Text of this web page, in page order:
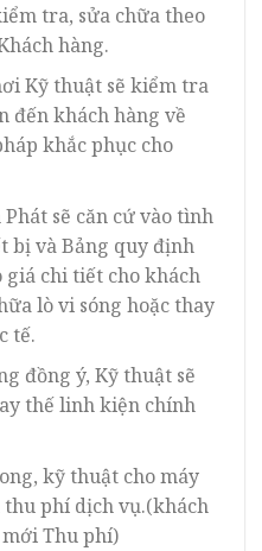
tra, sửa chữa theo
hàng.
Kỹ thuật sẽ kiểm tra
đến khách hàng về
khắc phục cho
sẽ căn cứ vào tình
bị và Bảng quy định
giá chi tiết cho khách
lò vi sóng hoặc thay
tế.
đồng ý, Kỹ thuật sẽ
thế linh kiện chính
kỹ thuật cho máy
thu phí dịch vụ.(khách
Thu phí)